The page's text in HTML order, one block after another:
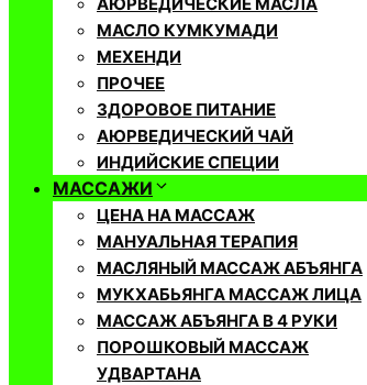
МАСЛО КУМКУМАДИ
МЕХЕНДИ
ПРОЧЕЕ
ЗДОРОВОЕ ПИТАНИЕ
АЮРВЕДИЧЕСКИЙ ЧАЙ
ИНДИЙСКИЕ СПЕЦИИ
МАССАЖИ
ЦЕНА НА МАССАЖ
МАНУАЛЬНАЯ ТЕРАПИЯ
МАСЛЯНЫЙ МАССАЖ АБЪЯНГА
МУКХАБЬЯНГА МАССАЖ ЛИЦА
МАССАЖ АБЪЯНГА В 4 РУКИ
ПОРОШКОВЫЙ МАССАЖ
УДВАРТАНА